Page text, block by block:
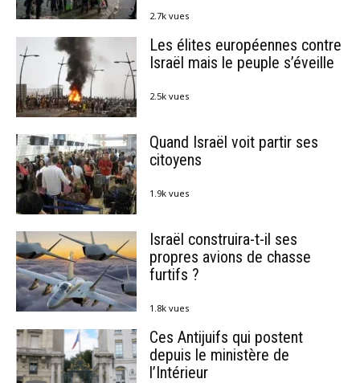
2.7k vues
Les élites européennes contre
Israël mais le peuple s’éveille
2.5k vues
Quand Israël voit partir ses
citoyens
1.9k vues
Israël construira-t-il ses
propres avions de chasse
furtifs ?
1.8k vues
Ces Antijuifs qui postent
depuis le ministère de
l’Intérieur